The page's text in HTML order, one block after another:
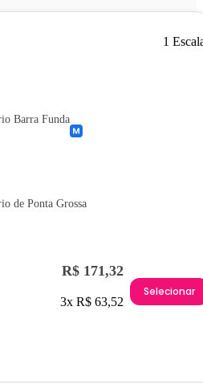
1
Barra Funda
de Ponta Grossa
R$ 171,32
3x R$ 63,52
Selecionar